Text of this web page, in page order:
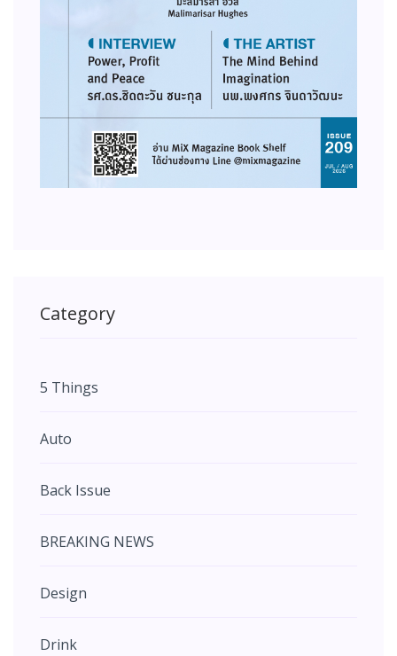
Category
5 Things
Auto
Back Issue
BREAKING NEWS
Design
Drink